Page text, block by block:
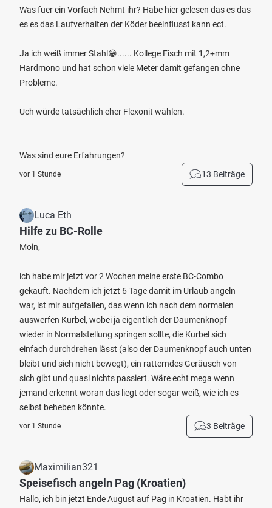
Was fuer ein Vorfach Nehmt ihr? Habe hier gelesen das es das
es es das Laufverhalten der Köder beeinflusst kann ect.
Ja ich weiß immer Stahl😁...... Kollege Fisch mit 1,2+mm
Hardmono und hat schon viele Meter damit gefangen ohne
Probleme.
Uch würde tatsächlich eher Flexonit wählen.
Was sind eure Erfahrungen?
vor 1 Stunde 13 Beiträge
Luca Eth
Hilfe zu BC-Rolle
Moin,
ich habe mir jetzt vor 2 Wochen meine erste BC-Combo
gekauft. Nachdem ich jetzt 6 Tage damit im Urlaub angeln
war, ist mir aufgefallen, das wenn ich nach dem normalen
auswerfen Kurbel, wobei ja eigentlich der Daumenknopf
wieder in Normalstellung springen sollte, die Kurbel sich
einfach durchdrehen lässt (also der Daumenknopf auch unten
bleibt und sich nicht bewegt), ein ratterndes Geräusch von
sich gibt und quasi nichts passiert. Wäre echt mega wenn
jemand erkennt woran das liegt oder sogar weiß, wie ich es
selbst beheben könnte.
vor 1 Stunde 3 Beiträge
Maximilian321
Speisefisch angeln Pag (Kroatien)
Hallo, ich bin jetzt Ende August auf Pag in Kroatien. Habt ihr